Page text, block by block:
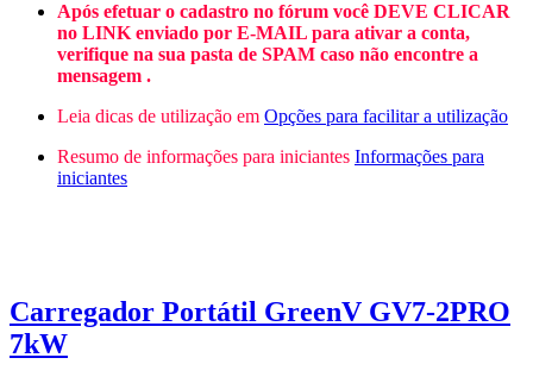
Após efetuar o cadastro no fórum você DEVE CLICAR
no LINK enviado por E-MAIL para ativar a conta,
verifique na sua pasta de SPAM caso não encontre a
mensagem .
Leia dicas de utilização em Opções para facilitar a utilização
Resumo de informações para iniciantes Informações para
iniciantes
Carregador Portátil GreenV GV7-2PRO
7kW